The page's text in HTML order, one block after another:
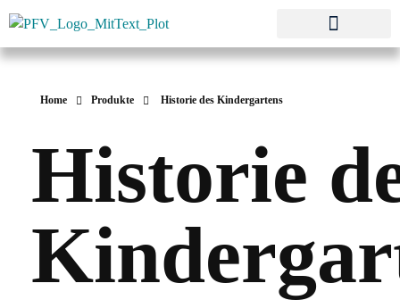
Pestalozzi-Fröbel-Verband e.V.
Home Produkte Historie des Kindergartens
Historie